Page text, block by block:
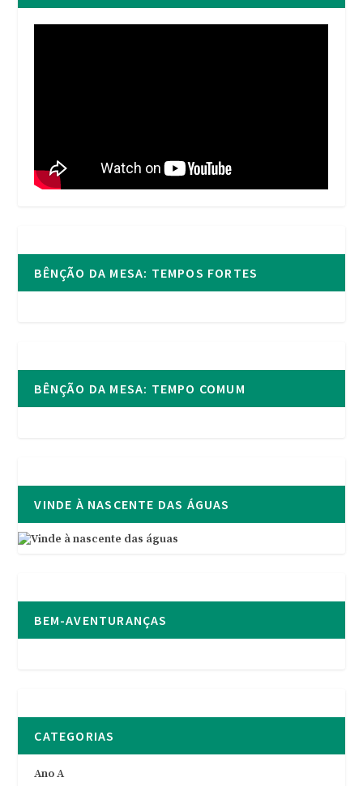
BÊNÇÃO DA MESA: TEMPOS FORTES
BÊNÇÃO DA MESA: TEMPO COMUM
VINDE À NASCENTE DAS ÁGUAS
BEM-AVENTURANÇAS
CATEGORIAS
Ano A